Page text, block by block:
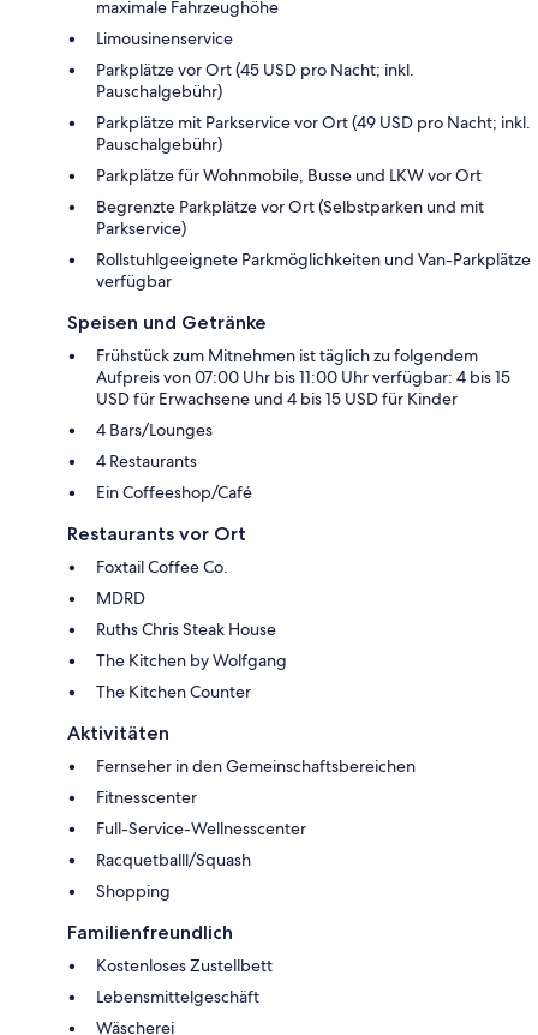
maximale Fahrzeughöhe
Limousinenservice
Parkplätze vor Ort (45 USD pro Nacht; inkl.
Pauschalgebühr)
Parkplätze mit Parkservice vor Ort (49 USD pro Nacht; inkl.
Pauschalgebühr)
Parkplätze für Wohnmobile, Busse und LKW vor Ort
Begrenzte Parkplätze vor Ort (Selbstparken und mit
Parkservice)
Rollstuhlgeeignete Parkmöglichkeiten und Van-Parkplätze
verfügbar
Speisen und Getränke
Frühstück zum Mitnehmen ist täglich zu folgendem
Aufpreis von 07:00 Uhr bis 11:00 Uhr verfügbar: 4 bis 15
USD für Erwachsene und 4 bis 15 USD für Kinder
4 Bars/Lounges
4 Restaurants
Ein Coffeeshop/Café
Restaurants vor Ort
Foxtail Coffee Co.
MDRD
Ruths Chris Steak House
The Kitchen by Wolfgang
The Kitchen Counter
Aktivitäten
Fernseher in den Gemeinschaftsbereichen
Fitnesscenter
Full-Service-Wellnesscenter
Racquetballl/Squash
Shopping
Familienfreundlich
Kostenloses Zustellbett
Lebensmittelgeschäft
Wäscherei